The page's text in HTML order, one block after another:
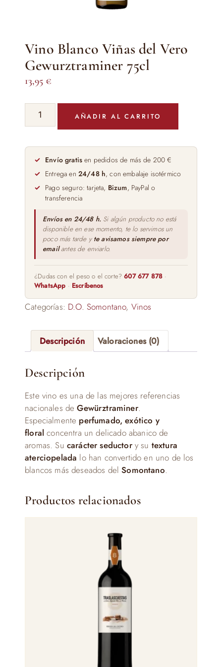
Vino Blanco Viñas del Vero
Gewurztraminer 75cl
13,95 €
Vino
Blanco
del
Vero
Gewurztraminer
75cl
cantidad
AÑADIR AL CARRITO
Envío gratis en pedidos de más de 200 €
Entrega en 24/48 h, con embalaje isotérmico
Pago seguro: tarjeta, Bizum, PayPal o
transferencia
Envíos en 24/48 h. Si algún producto no está
disponible en ese momento, te lo servimos un
poco más tarde y te avisamos siempre por
emailantes de enviarlo.
¿Dudas con el peso o el corte?607 677 878 ·
WhatsApp · Escríbenos
Categorías: D.O. Somontano, Vinos
Descripción Valoraciones (0)
Descripción
Este vino es una de las mejores referencias
nacionales deGewürztraminer.
Especialmente perfumado, exótico y
floral concentra un delicado abanico de
aromas. Su carácter seductor y su textura
aterciopelada lo han convertido en uno de los
blancos más deseados delSomontano.
Productos relacionados